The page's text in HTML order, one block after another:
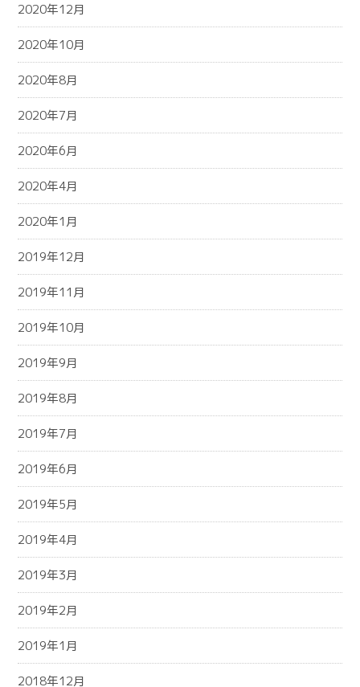
2020年12月
2020年10月
2020年8月
2020年7月
2020年6月
2020年4月
2020年1月
2019年12月
2019年11月
2019年10月
2019年9月
2019年8月
2019年7月
2019年6月
2019年5月
2019年4月
2019年3月
2019年2月
2019年1月
2018年12月